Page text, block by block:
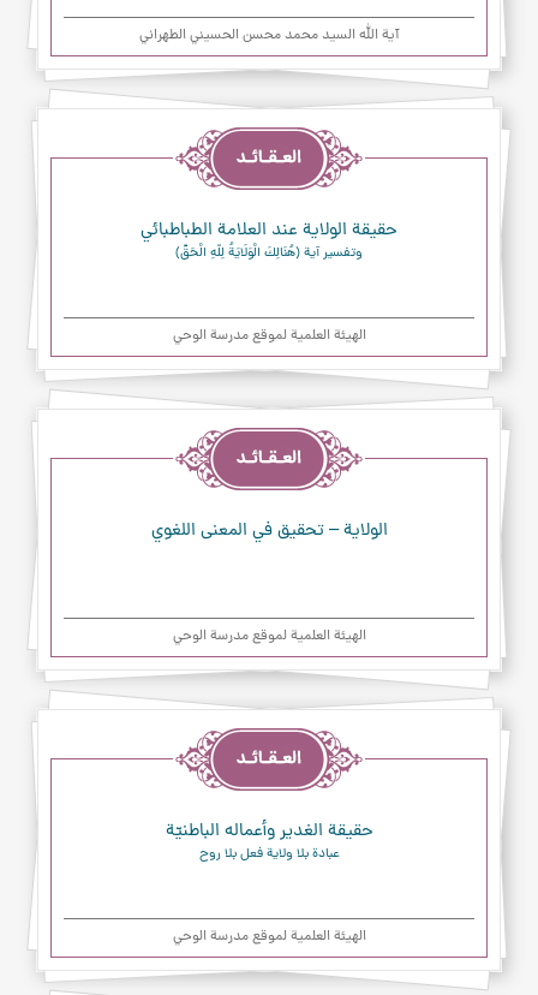
آية الله السيد محمد محسن الحسيني الطهراني
حقيقة الولاية عند العلامة الطباطبائي
وتفسير آية ﴿هُنَالِكَ الْوَلَايَةُ لِلّهِ الْحَقِّ﴾
الهیئة العلمیة لموقع مدرسة الوحي
الولاية – تحقيق في المعنى اللغوي
الهیئة العلمیة لموقع مدرسة الوحي
حقيقة الغدير وأعماله الباطنيّة
عبادة بلا ولاية فعل بلا روح
الهیئة العلمیة لموقع مدرسة الوحي